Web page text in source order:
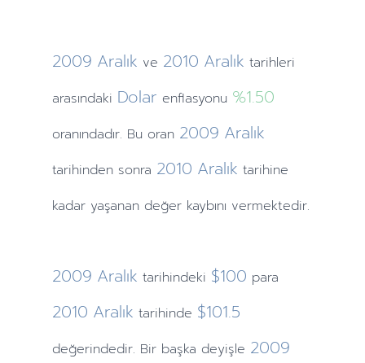
2009 Aralık ve 2010 Aralık tarihleri
arasındaki Dolar enflasyonu %1.50
oranındadır. Bu oran 2009 Aralık
tarihindensonra 2010 Aralık tarihine
kadar yaşanan değer kaybını vermektedir.
2009 Aralık tarihindeki $100 para
2010 Aralık tarihinde $101.5
değerindedir. Bir başka deyişle 2009